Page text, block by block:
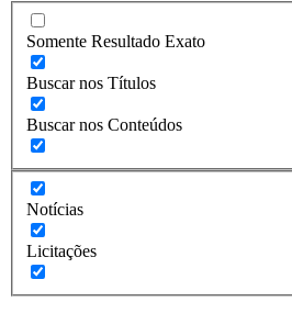
Somente Resultado Exato
Buscar nos Títulos
Buscar nos Conteúdos
Notícias
Licitações